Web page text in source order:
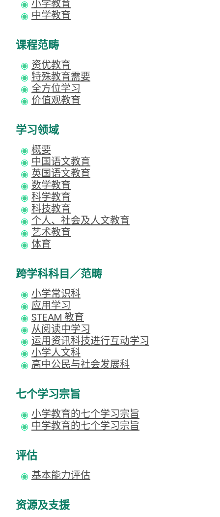
小学教育
中学教育
课程范畴
资优教育
特殊教育需要
全方位学习
价值观教育
学习领域
概要
中国语文教育
英国语文教育
数学教育
科学教育
科技教育
个人、社会及人文教育
艺术教育
体育
跨学科科目／范畴
小学常识科
应用学习
STEAM 教育
从阅读中学习
运用资讯科技进行互动学习
小学人文科
高中公民与社会发展科
七个学习宗旨
小学教育的七个学习宗旨
中学教育的七个学习宗旨
评估
基本能力评估
资源及支援